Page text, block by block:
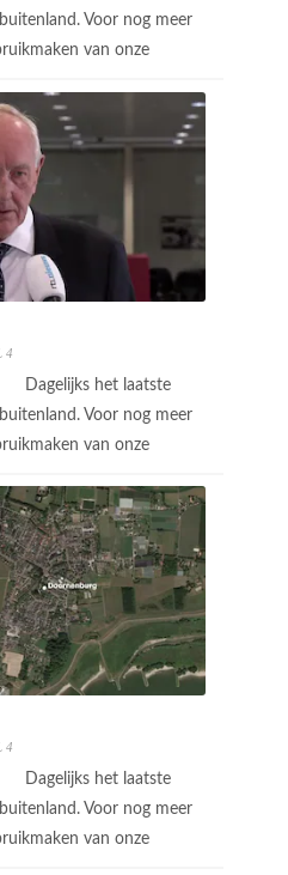
Voor nog meer
van onze
4
Dagelijks het laatste
Voor nog meer
van onze
4
Dagelijks het laatste
Voor nog meer
van onze